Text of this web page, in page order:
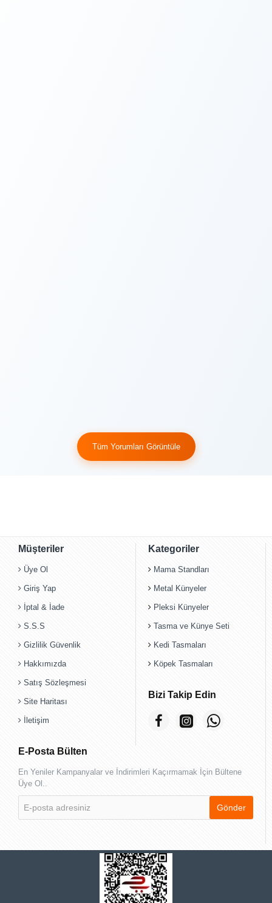
Tüm Yorumları Görüntüle
Müşteriler
Üye Ol
Giriş Yap
İptal & İade
S.S.S
Gizlilik Güvenlik
Hakkımızda
Satış Sözleşmesi
Site Haritası
İletişim
Kategoriler
Mama Standları
Metal Künyeler
Pleksi Künyeler
Tasma ve Künye Seti
Kedi Tasmaları
Köpek Tasmaları
Bizi Takip Edin
E-Posta Bülten
En Yeniler Kampanyalar ve İndirimleri Kaçırmamak İçin Bültene
Üye Ol..
posta
adresiniz
Gönder